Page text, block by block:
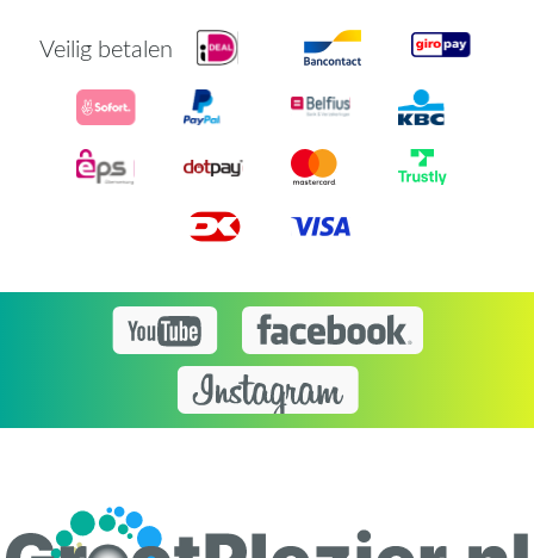
Veilig betalen